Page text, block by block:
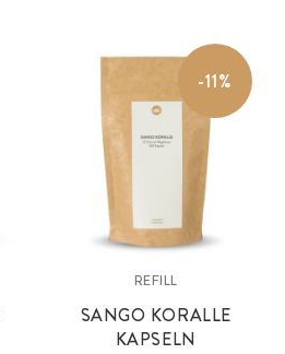
durch optimales 2:1 Verhältnis Calcium
-11%
REFILL
SANGO KORALLE
KAPSELN